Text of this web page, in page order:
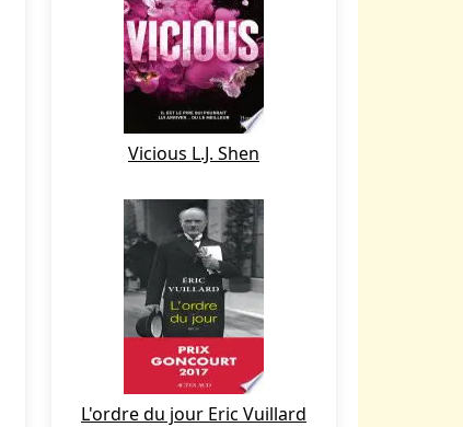
Vicious L.J. Shen
L'ordre du jour Eric Vuillard